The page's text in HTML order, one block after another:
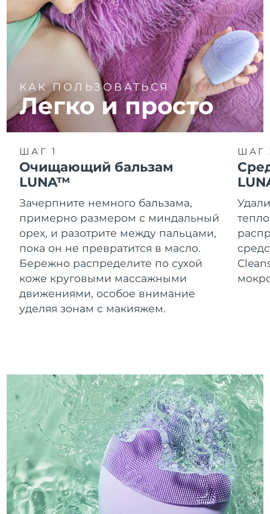
КАК ПОЛЬЗОВАТЬСЯ
Легко и просто
ШАГ 1
Очищающий бальзам
LUNA™
Зачерпните немного бальзама,
примерно размером с миндальный
орех, и разотрите между пальцами,
пока он не превратится в масло.
Бережно распределите по сухой
коже круговыми массажными
движениями, особое внимание
уделяя зонам с макияжем.
ШАГ